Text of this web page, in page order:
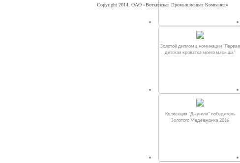
Золотой диплом в номинации "Первая
детская кроватка моего малыша"
Коллекция "Джунгли" победитель
Золотого Медвежонка 2016
Copyright 2014, ОАО «Воткинская Промышленная Компания»